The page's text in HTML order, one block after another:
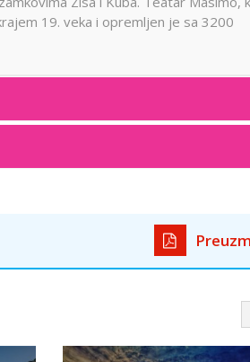
19. veka i opremljen je sa 3200